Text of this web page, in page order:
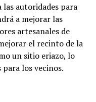
autoridades para
a mejorar las
artesanales de
el recinto de la
un sitio eriazo, lo
los vecinos.